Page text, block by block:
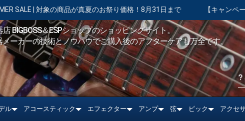
商品が真夏のお祭り価格！8月31日まで 【キャンペーン実施中】ショ
BIGBOSS＆ESPショップのショッピングサイト。
ーカーの技術とノウハウでご購入後のアフターケアも万全です。
ル アコースティック エフェクター アンプ 弦 ピック アクセ